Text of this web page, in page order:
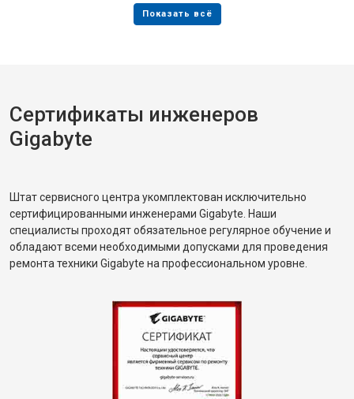
Сертификаты инженеров
Gigabyte
Штат сервисного центра укомплектован исключительно
сертифицированными инженерами Gigabyte. Наши
специалисты проходят обязательное регулярное обучение и
обладают всеми необходимыми допусками для проведения
ремонта техники Gigabyte на профессиональном уровне.